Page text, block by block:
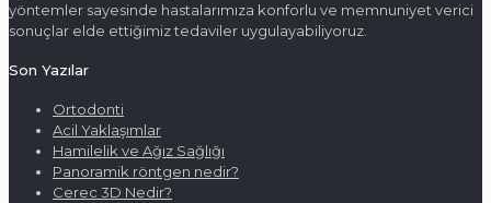
yöntemler sayesinde hastalarımıza konforlu ve memnuniyet verici
sonuçlar elde ettiğimiz tedaviler uygulayabiliyoruz.
Son Yazılar
Ortodonti
Acil Yaklaşımlar
Hamilelik ve Ağız Sağlığı
Panoramik röntgen nedir?
Cerec 3D Nedir?